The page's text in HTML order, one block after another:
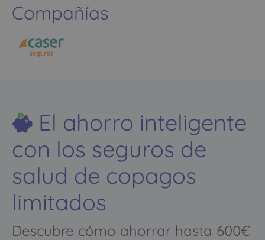
Compañías
El ahorro inteligente
con los seguros de
salud de copagos
limitados
Descubre cómo ahorrar hasta 600€